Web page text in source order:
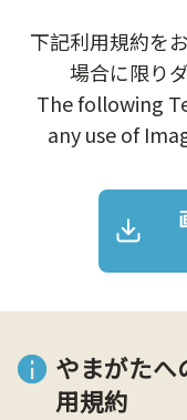
下記利用規約を
場合に限り
The following
any use of
やまがたへ
用規約